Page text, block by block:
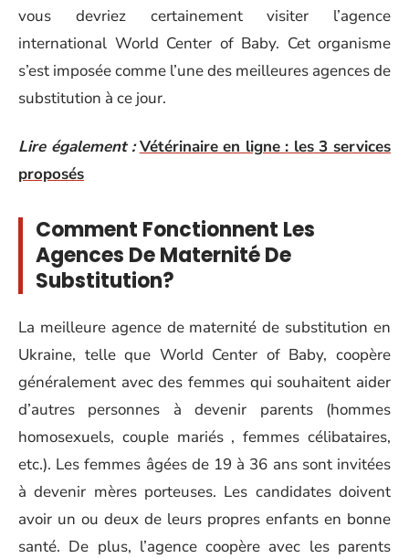
vous devriez certainement visiter l’agence
international World Center of Baby. Cet organisme
s’est imposée comme l’une des meilleures agences de
substitution à ce jour.
Lire également : Vétérinaire en ligne : les 3 services
proposés
Comment Fonctionnent Les
Agences De Maternité De
Substitution?
La meilleure agence de maternité de substitution en
Ukraine, telle que World Center of Baby, coopère
généralement avec des femmes qui souhaitent aider
d’autres personnes à devenir parents (hommes
homosexuels, couple mariés , femmes célibataires,
etc.). Les femmes âgées de 19 à 36 ans sont invitées
à devenir mères porteuses. Les candidates doivent
avoir un ou deux de leurs propres enfants en bonne
santé. De plus, l’agence coopère avec les parents